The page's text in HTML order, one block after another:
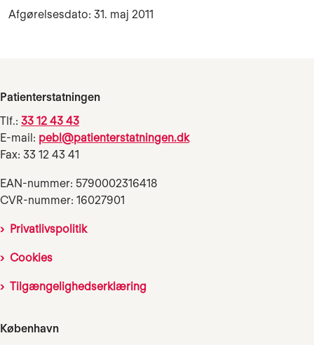
Afgørelsesdato: 31. maj 2011
Patienterstatningen
Tlf.: 33 12 43 43
E-mail: pebl@patienterstatningen.dk
Fax: 33 12 43 41
EAN-nummer: 5790002316418
CVR-nummer: 16027901
Privatlivspolitik
Cookies
Tilgængelighedserklæring
København